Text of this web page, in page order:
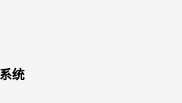
统